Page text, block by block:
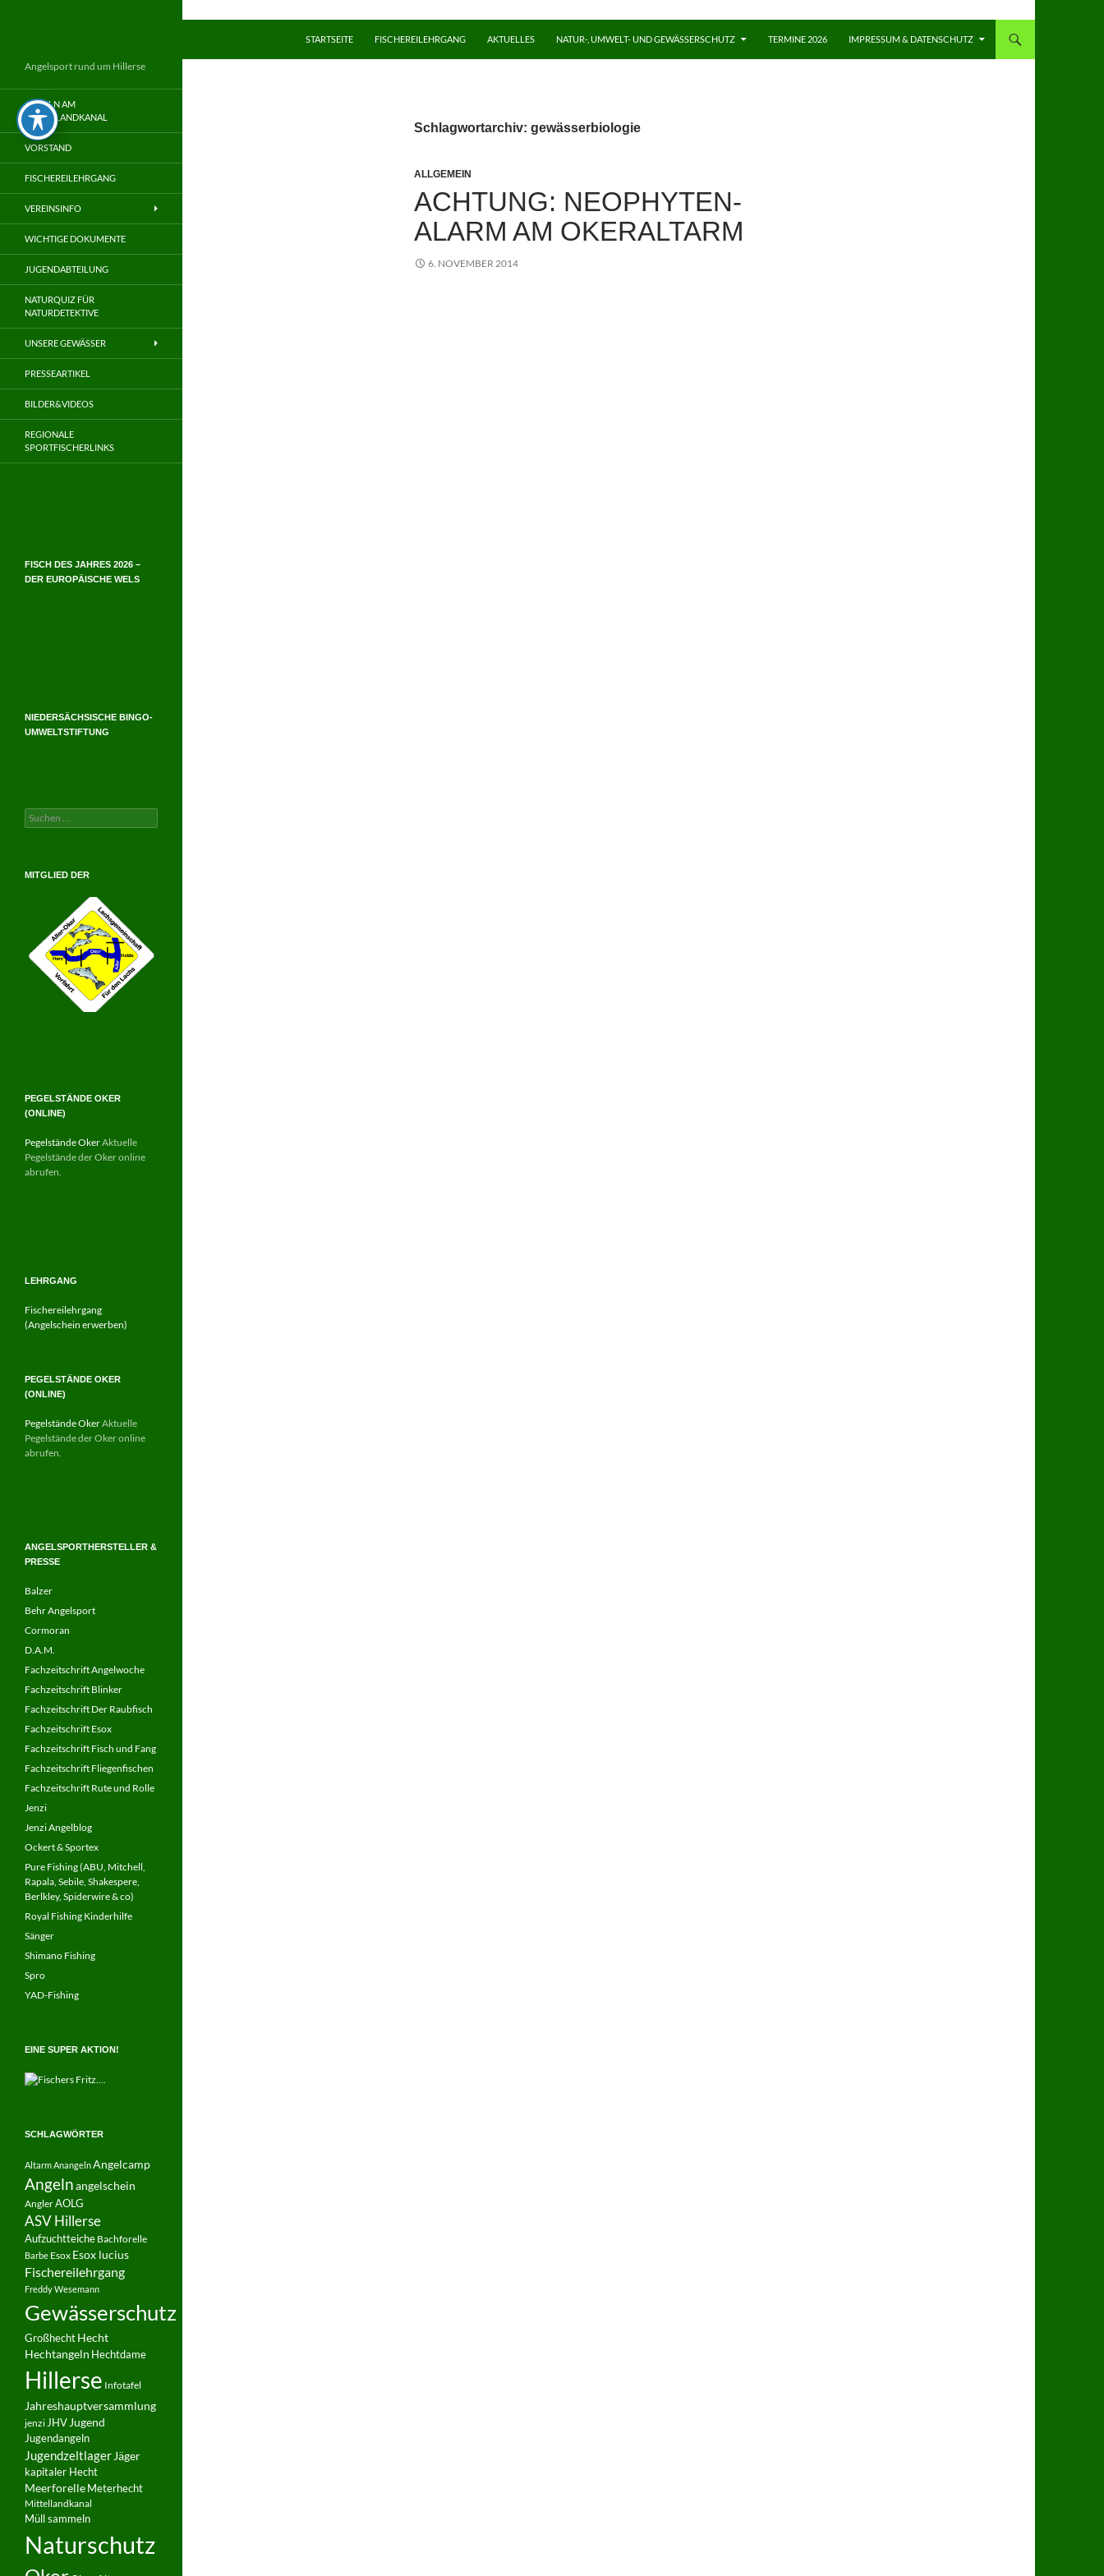
STARTSEITE FISCHEREILEHRGANG AKTUELLES NATUR-, UMWELT- UND GEWÄSSERSCHUTZ TERMINE 2026 IMPRESSUM & DATENSCHUTZ
Schlagwortarchiv: gewässerbiologie
ALLGEMEIN
ACHTUNG: NEOPHYTEN-
ALARM AM OKERALTARM
6. NOVEMBER 2014
Angelsport rund um Hillerse
ANGELN AM
MITTELLANDKANAL
VORSTAND
FISCHEREILEHRGANG
VEREINSINFO
WICHTIGE DOKUMENTE
JUGENDABTEILUNG
NATURQUIZ FÜR
NATURDETEKTIVE
UNSERE GEWÄSSER
PRESSEARTIKEL
BILDER&VIDEOS
REGIONALE
SPORTFISCHERLINKS
FISCH DES JAHRES 2026 –
DER EUROPÄISCHE WELS
NIEDERSÄCHSISCHE BINGO-
UMWELTSTIFTUNG
Suchen
nach:
MITGLIED DER
PEGELSTÄNDE OKER
(ONLINE)
Pegelstände OkerAktuelle
Pegelstände der Oker online
abrufen.
LEHRGANG
Fischereilehrgang
(Angelschein erwerben)
PEGELSTÄNDE OKER
(ONLINE)
Pegelstände OkerAktuelle
Pegelstände der Oker online
abrufen.
ANGELSPORTHERSTELLER &
PRESSE
Balzer
Behr Angelsport
Cormoran
D.A.M.
Fachzeitschrift Angelwoche
Fachzeitschrift Blinker
Fachzeitschrift Der Raubfisch
Fachzeitschrift Esox
Fachzeitschrift Fisch und Fang
Fachzeitschrift Fliegenfischen
Fachzeitschrift Rute und Rolle
Jenzi
Jenzi Angelblog
Ockert & Sportex
Pure Fishing (ABU, Mitchell,
Rapala, Sebile, Shakespere,
Berlkley, Spiderwire & co)
Royal Fishing Kinderhilfe
Sänger
Shimano Fishing
Spro
YAD-Fishing
EINE SUPER AKTION!
SCHLAGWÖRTER
AltarmAnangelnAngelcamp
Angelnangelschein
AnglerAOLG
ASV Hillerse
Aufzuchtteiche Bachforelle
Barbe Esox Esox lucius
Fischereilehrgang
Freddy Wesemann
Gewässerschutz
GroßhechtHecht
Hechtangeln Hechtdame
Hillerse Infotafel
Jahreshauptversammlung
jenzi JHV Jugend
Jugendangeln
Jugendzeltlager Jäger
kapitaler Hecht
MeerforelleMeterhecht
Mittellandkanal
Müll sammeln
Naturschutz